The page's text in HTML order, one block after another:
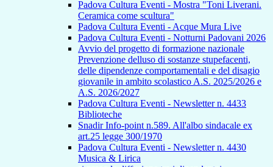
Padova Cultura Eventi - Mostra "Toni Liverani.
Ceramica come scultura"
Padova Cultura Eventi - Acque Mura Live
Padova Cultura Eventi - Notturni Padovani 2026
Avvio del progetto di formazione nazionale
Prevenzione delluso di sostanze stupefacenti,
delle dipendenze comportamentali e del disagio
giovanile in ambito scolastico A.S. 2025/2026 e
A.S. 2026/2027
Padova Cultura Eventi - Newsletter n. 4433
Biblioteche
Snadir Info-point n.589. All'albo sindacale ex
art.25 legge 300/1970
Padova Cultura Eventi - Newsletter n. 4430
Musica & Lirica